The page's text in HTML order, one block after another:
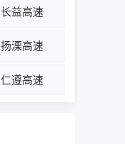
长益高速
扬溧高速
仁遵高速